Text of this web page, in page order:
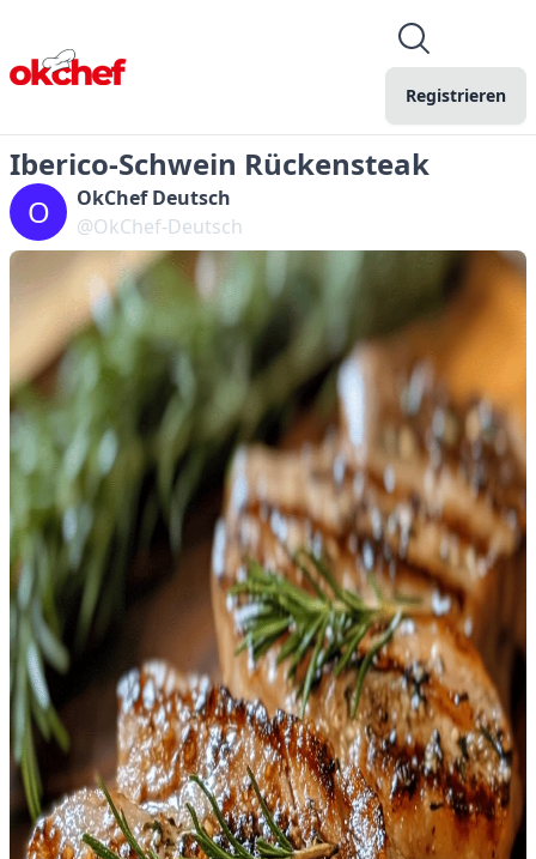
Registrieren
Iberico-Schwein Rückensteak
O
OkChef Deutsch
@OkChef-Deutsch